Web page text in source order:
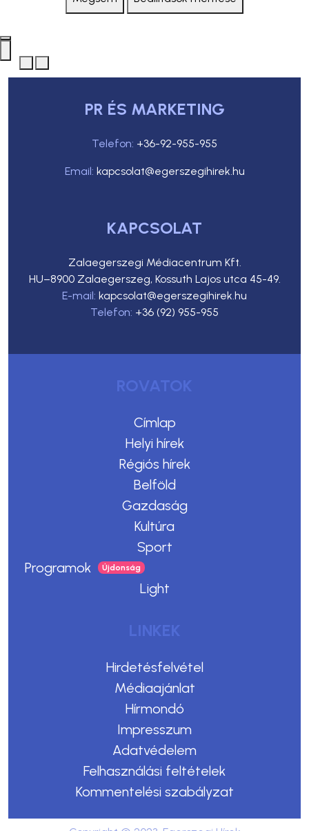
PR ÉS MARKETING
Telefon: +36-92-955-955
Email: kapcsolat@egerszegihirek.hu
KAPCSOLAT
Zalaegerszegi Médiacentrum Kft.
HU–8900 Zalaegerszeg, Kossuth Lajos utca 45-49.
E-mail: kapcsolat@egerszegihirek.hu
Telefon: +36 (92) 955-955
ROVATOK
Címlap
Helyi hírek
Régiós hírek
Belföld
Gazdaság
Kultúra
Sport
Programok
Light
LINKEK
Hirdetésfelvétel
Médiaajánlat
Hírmondó
Impresszum
Adatvédelem
Felhasználási feltételek
Kommentelési szabályzat